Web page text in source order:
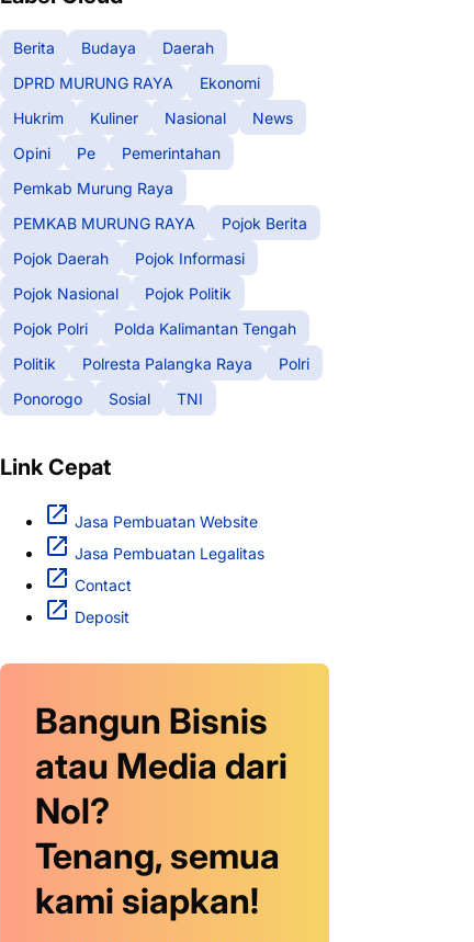
Berita Budaya
Daerah
DPRD MURUNG RAYA
Ekonomi
Hukrim
Kuliner Nasional
News
Opini
Pe
Pemerintahan
Pemkab Murung Raya
PEMKAB MURUNG RAYA
Pojok Berita
Pojok Daerah
Pojok Informasi
Pojok Nasional
Pojok Politik
Pojok Polri
Polda Kalimantan Tengah
Politik
Polresta Palangka Raya
Polri
Ponorogo
Sosial TNI
Link Cepat
Jasa Pembuatan Website
Jasa Pembuatan Legalitas
Contact
Deposit
Bangun Bisnis
atau Media dari
Nol?
Tenang, semua
kami siapkan!